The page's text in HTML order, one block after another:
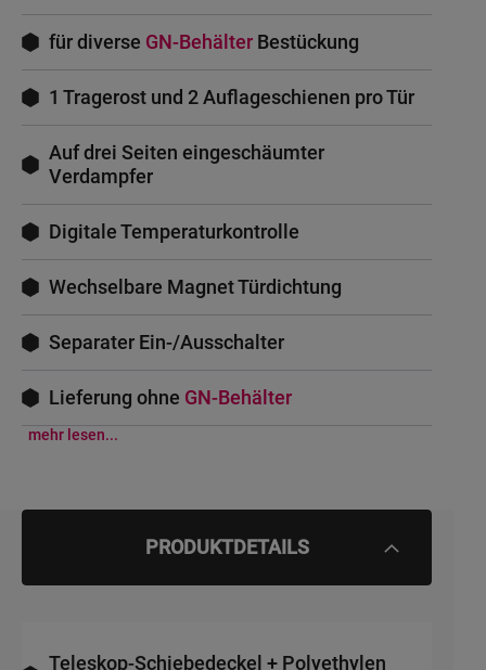
für diverse GN-Behälter Bestückung
1 Tragerost und 2 Auflageschienen pro Tür
Auf drei Seiten eingeschäumter
Verdampfer
Digitale Temperaturkontrolle
Wechselbare Magnet Türdichtung
Separater Ein-/Ausschalter
Lieferung ohne GN-Behälter
mehr lesen...
PRODUKTDETAILS
Teleskop-Schiebedeckel + Polyethylen